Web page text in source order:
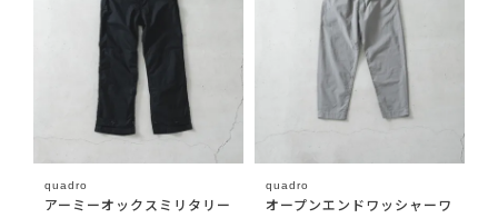
quadro
アーミーオックスミリタリー
quadro
オープンエンドワッシャーワ